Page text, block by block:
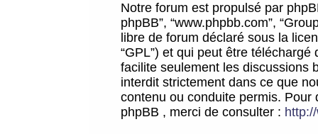
Notre forum est propulsé par
phpBB”, “www.phpbb.com”,
libre de forum déclaré sous la
“GPL”) et qui peut être téléchargé
facilite seulement les discussions
interdit strictement dans ce que
contenu ou conduite permis.
phpBB , merci de consulter :